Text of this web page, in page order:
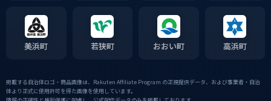
美浜町 若狭町 おおい町 高浜町
掲載する自治体ロゴ・商品画像は、Rakuten Affiliate Program の正規提供データ、および事業者・自治
体より正式に使用許可を得た画像を使用しています。